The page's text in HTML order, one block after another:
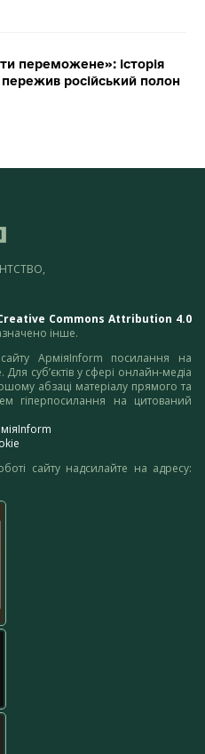
переможене»: історія
російський полон
Commons Attribution 4.0
інше.
АрміяInform посилання на
Для суб’єктів у сфері онлайн-медіа
абзаці матеріалу прямого та
гіперпосилання на цитований
сайту надсилайте на адресу: